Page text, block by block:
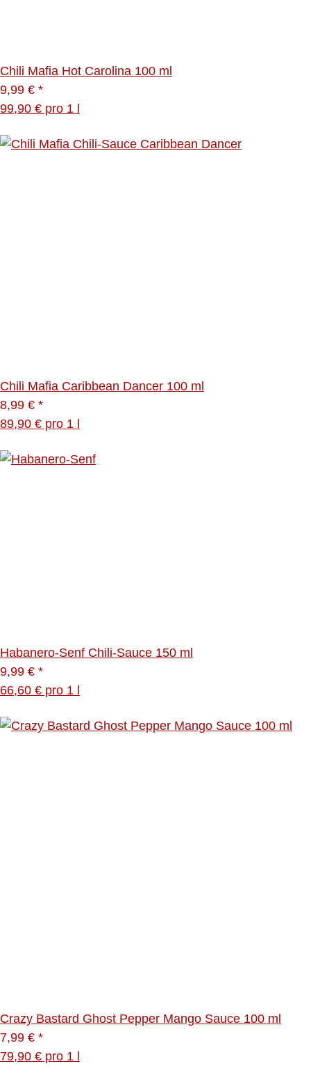
Chili Mafia Hot Carolina 100 ml
9,99 € *
99,90 € pro 1 l
Chili Mafia Caribbean Dancer 100 ml
8,99 € *
89,90 € pro 1 l
Habanero-Senf Chili-Sauce 150 ml
9,99 € *
66,60 € pro 1 l
Crazy Bastard Ghost Pepper Mango Sauce 100 ml
7,99 € *
79,90 € pro 1 l